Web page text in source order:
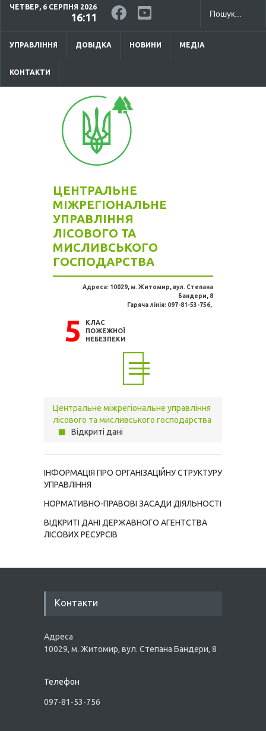
ЧЕТВЕР, 6 СЕРПНЯ 2026
16:11
УПРАВЛІННЯ ДОВІДКА НОВИНИ МЕДІА
КОНТАКТИ
ЦЕНТРАЛЬНЕ
МІЖРЕГІОНАЛЬНЕ
УПРАВЛІННЯ
ЛІСОВОГО ТА
МИСЛИВСЬКОГО
ГОСПОДАРСТВА
Адреса: 10029, м. Житомир, вул. Степана
Бандери, 8
Гаряча лінія: 097-81-53-756,
5
КЛАС
ПОЖЕЖНОЇ
НЕБЕЗПЕКИ
Центральне міжрегіональне управління
лісового та мисливського господарства
Відкриті дані
ІНФОРМАЦІЯ ПРО ОРГАНІЗАЦІЙНУ СТРУКТУРУ
УПРАВЛІННЯ
НОРМАТИВНО-ПРАВОВІ ЗАСАДИ ДІЯЛЬНОСТІ
ВІДКРИТІ ДАНІ ДЕРЖАВНОГО АГЕНТСТВА
ЛІСОВИХ РЕСУРСІВ
Контакти
Адреса
10029, м. Житомир, вул. Степана Бандери, 8
Телефон
097-81-53-756